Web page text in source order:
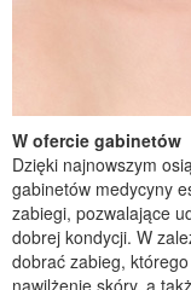
W ofercie gabinetów
Dzięki najnowszym
gabinetów medycyny
zabiegi, pozwalające
dobrej kondycji. W
dobrać zabieg,
nawilżenie skóry, a